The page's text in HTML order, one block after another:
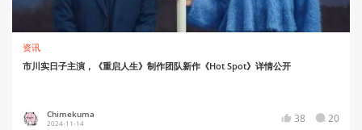
资讯
市川实日子主演，《重启人生》制作团队新作《Hot Spot》详情公开
Chimekuma
2024-11-14 38 20